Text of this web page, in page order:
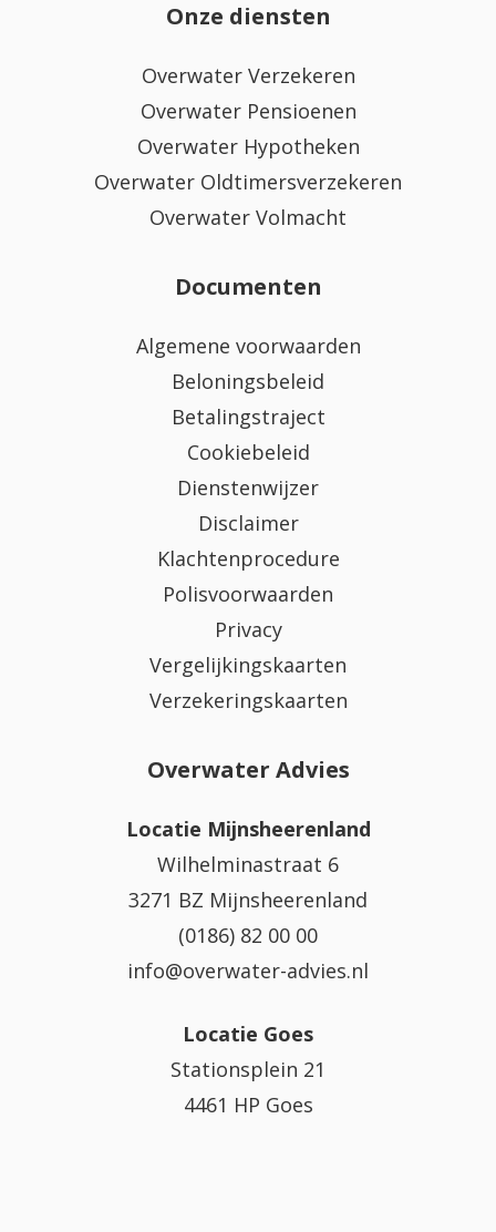
Onze diensten
Overwater Verzekeren
Overwater Pensioenen
Overwater Hypotheken
Overwater Oldtimersverzekeren
Overwater Volmacht
Documenten
Algemene voorwaarden
Beloningsbeleid
Betalingstraject
Cookiebeleid
Dienstenwijzer
Disclaimer
Klachtenprocedure
Polisvoorwaarden
Privacy
Vergelijkingskaarten
Verzekeringskaarten
Overwater Advies
Locatie Mijnsheerenland
Wilhelminastraat 6
3271 BZ Mijnsheerenland
(0186) 82 00 00
info@overwater-advies.nl
Locatie Goes
Stationsplein 21
4461 HP Goes